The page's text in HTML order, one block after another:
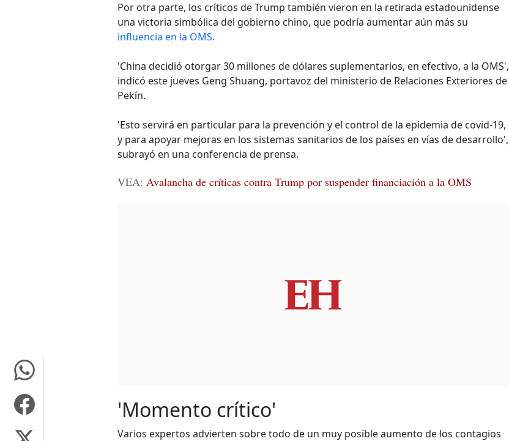
Por otra parte, los críticos de Trump también vieron en la retirada estadounidense
una victoria simbólica del gobierno chino, que podría aumentar aún más su
influencia en la OMS.
'China decidió otorgar 30 millones de dólares suplementarios, en efectivo, a la OMS',
indicó este jueves Geng Shuang, portavoz del ministerio de Relaciones Exteriores de
Pekín.
'Esto servirá en particular para la prevención y el control de la epidemia de covid-19,
y para apoyar mejoras en los sistemas sanitarios de los países en vías de desarrollo',
subrayó en una conferencia de prensa.
VEA: Avalancha de críticas contra Trump por suspender financiación a la OMS
'Momento crítico'
Varios expertos advierten sobre todo de un muy posible aumento de los contagios